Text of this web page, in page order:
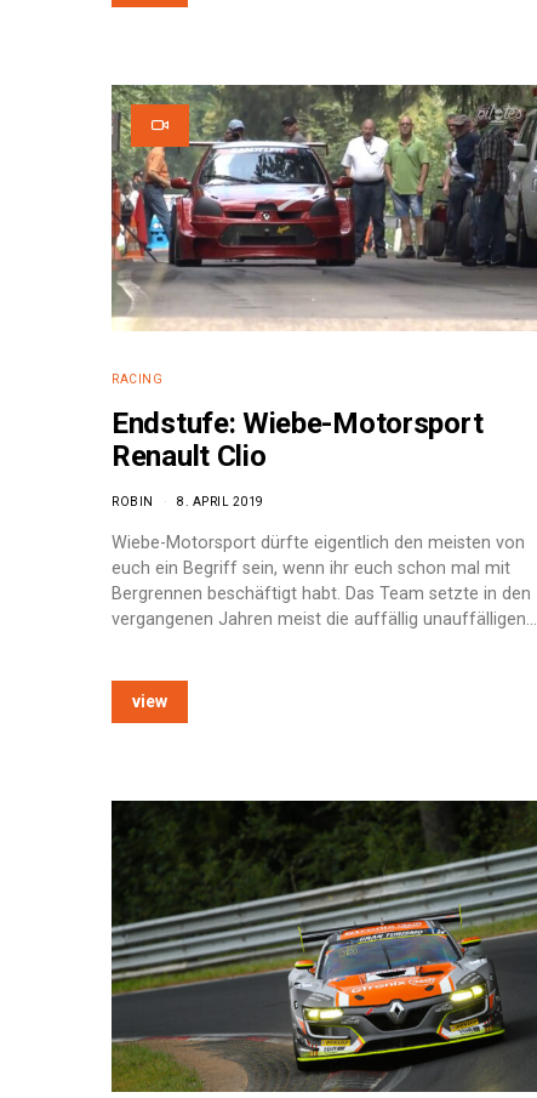
RACING
Endstufe: Wiebe-Motorsport
Renault Clio
ROBIN 8. APRIL 2019
Wiebe-Motorsport dürfte eigentlich den meisten von
euch ein Begriff sein, wenn ihr euch schon mal mit
Bergrennen beschäftigt habt. Das Team setzte in den
vergangenen Jahren meist die auffällig unauffälligen…
view